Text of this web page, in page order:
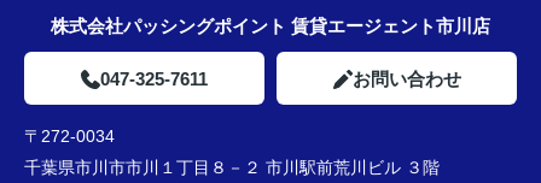
株式会社パッシングポイント 賃貸エージェント市川店
047-325-7611 お問い合わせ
〒272-0034
千葉県市川市市川１丁目８－２ 市川駅前荒川ビル ３階